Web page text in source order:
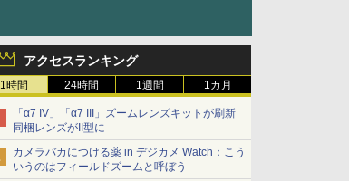
アクセスランキング
1時間 24時間 1週間 1カ月
「α7 IV」「α7 III」ズームレンズキットが刷新
同梱レンズがII型に
カメラバカにつける薬 in デジカメ Watch：こう
いうのはフィールドズームと呼ぼう